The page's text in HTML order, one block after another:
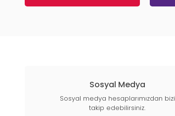
Sosyal Medya
Sosyal medya hesaplarımızdan bizi
takip edebilirsiniz.